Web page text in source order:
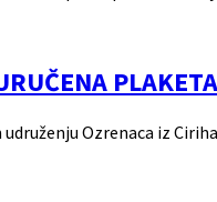
Ozrenaca iz